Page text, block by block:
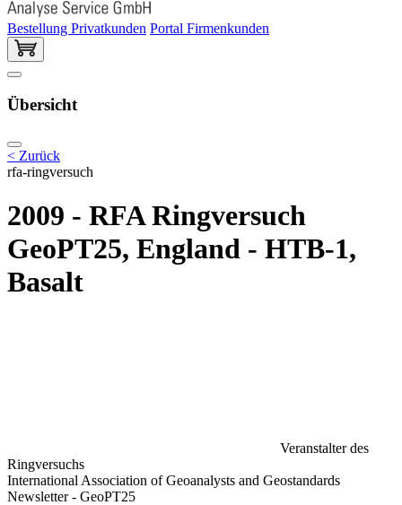
Bestellung Privatkunden Portal Firmenkunden
Übersicht
< Zurück
rfa-ringversuch
2009 - RFA Ringversuch
GeoPT25, England - HTB-1,
Basalt
Veranstalter des
Ringversuchs
International Association of Geoanalysts and Geostandards
Newsletter - GeoPT25